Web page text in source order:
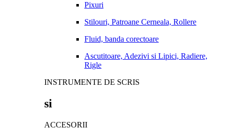
Pixuri
Stilouri, Patroane Cerneala, Rollere
Fluid, banda corectoare
Ascutitoare, Adezivi si Lipici, Radiere,
Rigle
INSTRUMENTE DE SCRIS
si
ACCESORII